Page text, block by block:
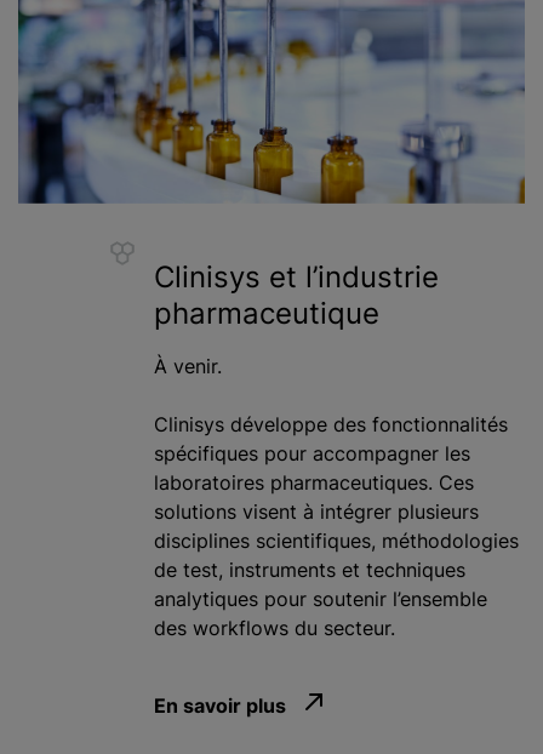
Clinisys et l’industrie
pharmaceutique
À venir.
Clinisys développe des fonctionnalités
spécifiques pour accompagner les
laboratoires pharmaceutiques. Ces
solutions visent à intégrer plusieurs
disciplines scientifiques, méthodologies
de test, instruments et techniques
analytiques pour soutenir l’ensemble
des workflows du secteur.
En savoir plus